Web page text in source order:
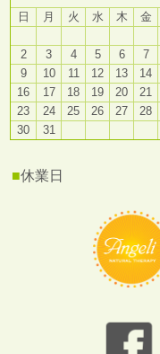
日
月 火 水 木 金
2
3 4 5 6 7
9
10 11 12 13 14
16
17 18 19 20 21
23
24 25 26 27 28
30
31
■休業日